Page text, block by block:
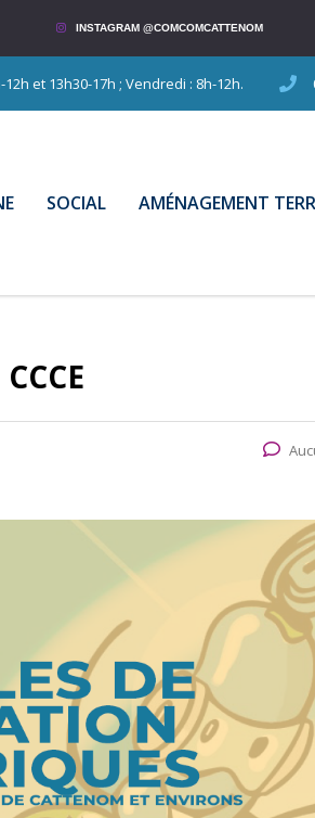
INSTAGRAM @COMCOMCATTENOM
et 13h30-17h ; Vendredi : 8h-12h.
SOCIAL AMÉNAGEMENT